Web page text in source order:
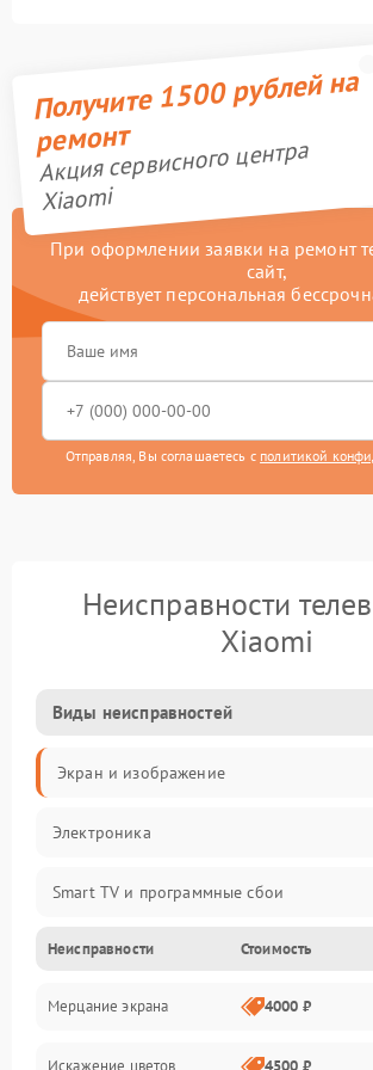
Получите 1500 рублей на
ремонт
Акция сервисного центра
Xiaomi
При оформлении заявки на ремонт
сайт,
действует персональная
Отправляя, Вы соглашаетесь с политикой
Неисправности
Xiaomi
Виды неисправностей
Экран и изображение
Электроника
Smart TV и программные сбои
Питание и запуск
Подсветка и LED-модули
Неисправности Стоимость
Мерцание экрана 4000 ₽
Искажение цветов 4500 ₽